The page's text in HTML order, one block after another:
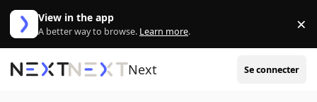
Aller au contenu
View in the app
A better way to browse. Learn more. ×
Next Se connecter